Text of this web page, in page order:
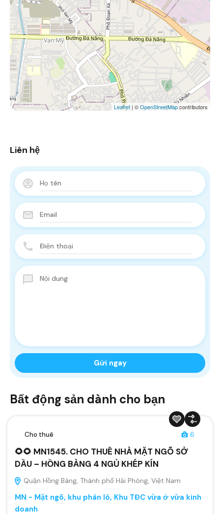
Leaflet | ©OpenStreetMapcontributors
Liên hệ
Bất động sản dành cho bạn
Cho thuê 6
🌻🌻 MN1545. CHO THUÊ NHÀ MẶT NGÕ SỞ
DẦU – HỒNG BÀNG 4 NGỦ KHÉP KÍN
Quận Hồng Bàng, Thành phố Hải Phòng, Việt Nam
MN - Mặt ngõ, khu phân lô, Khu TĐC vừa ở vừa kinh
doanh